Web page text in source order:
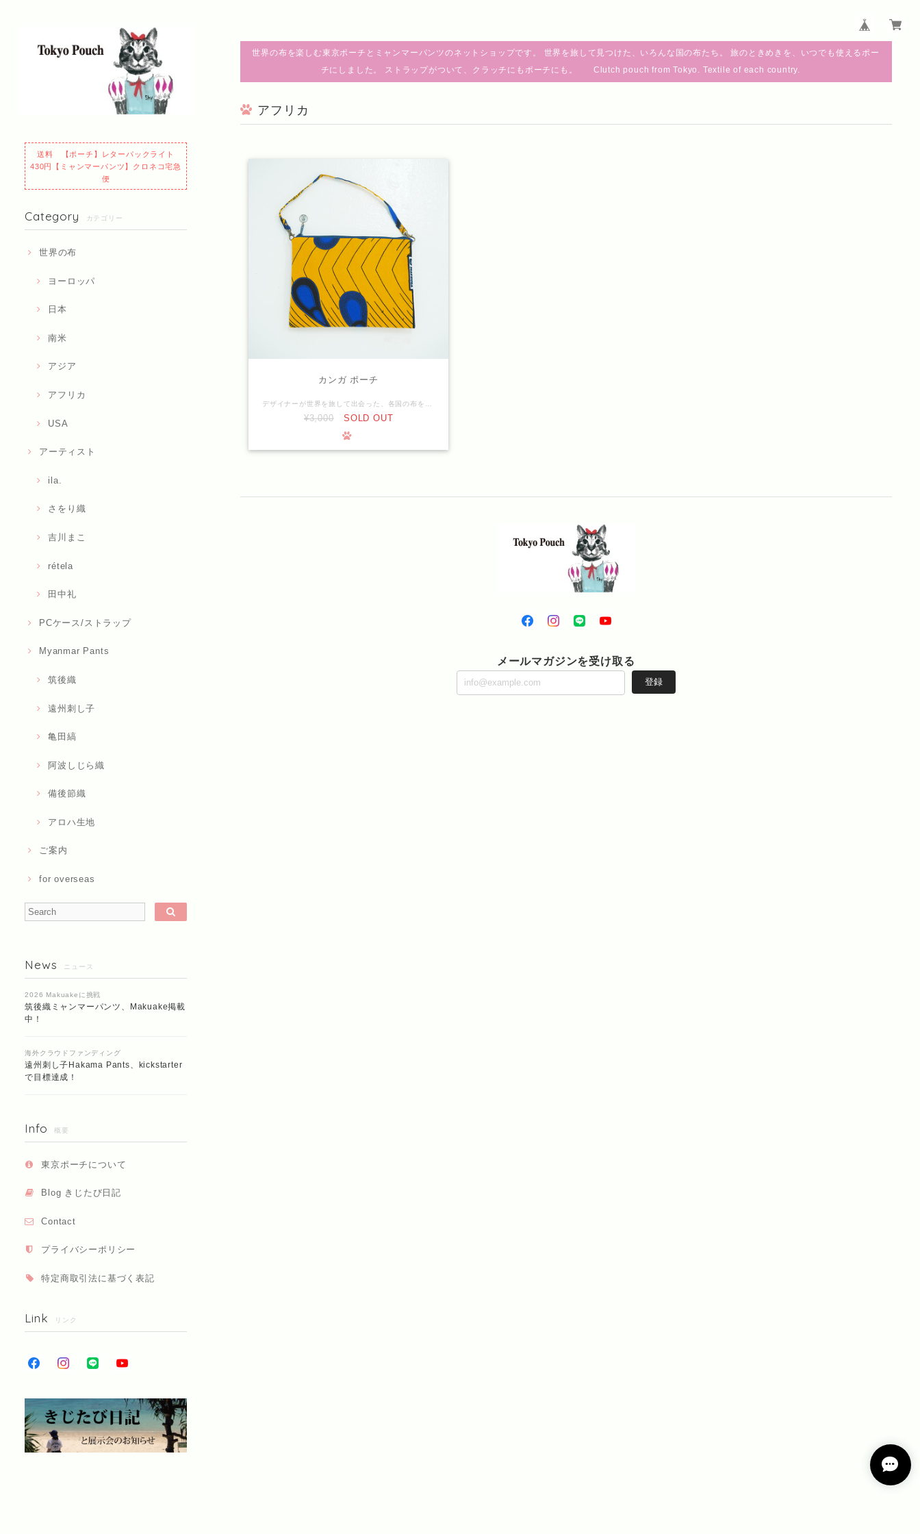
送料 【ポーチ】レターパックライト
430円【ミャンマーパンツ】クロネコ宅急
便
Category カテゴリー
世界の布
ヨーロッパ
日本
南米
アジア
アフリカ
USA
アーティスト
ila.
さをり織
吉川まこ
rétela
田中礼
PCケース/ストラップ
Myanmar Pants
筑後織
遠州刺し子
亀田縞
阿波しじら織
備後節織
アロハ生地
ご案内
for overseas
News ニュース
2026 Makuakeに挑戦
筑後織ミャンマーパンツ、Makuake掲載
中！
海外クラウドファンディング
遠州刺し子Hakama Pants、kickstarter
で目標達成！
Info 概要
東京ポーチについて
Blog きじたび日記
Contact
プライバシーポリシー
特定商取引法に基づく表記
Link リンク
世界の布を楽しむ東京ポーチとミャンマーパンツのネットショップです。 世界を旅して見つけた、いろんな国の布たち。 旅のときめきを、いつでも使えるポー
チにしました。 ストラップがついて、クラッチにもポーチにも。 Clutch pouch from Tokyo. Textile of each country.
アフリカ
カンガ ポーチ
¥3,000 SOLD OUT
メールマガジンを受け取る
登録